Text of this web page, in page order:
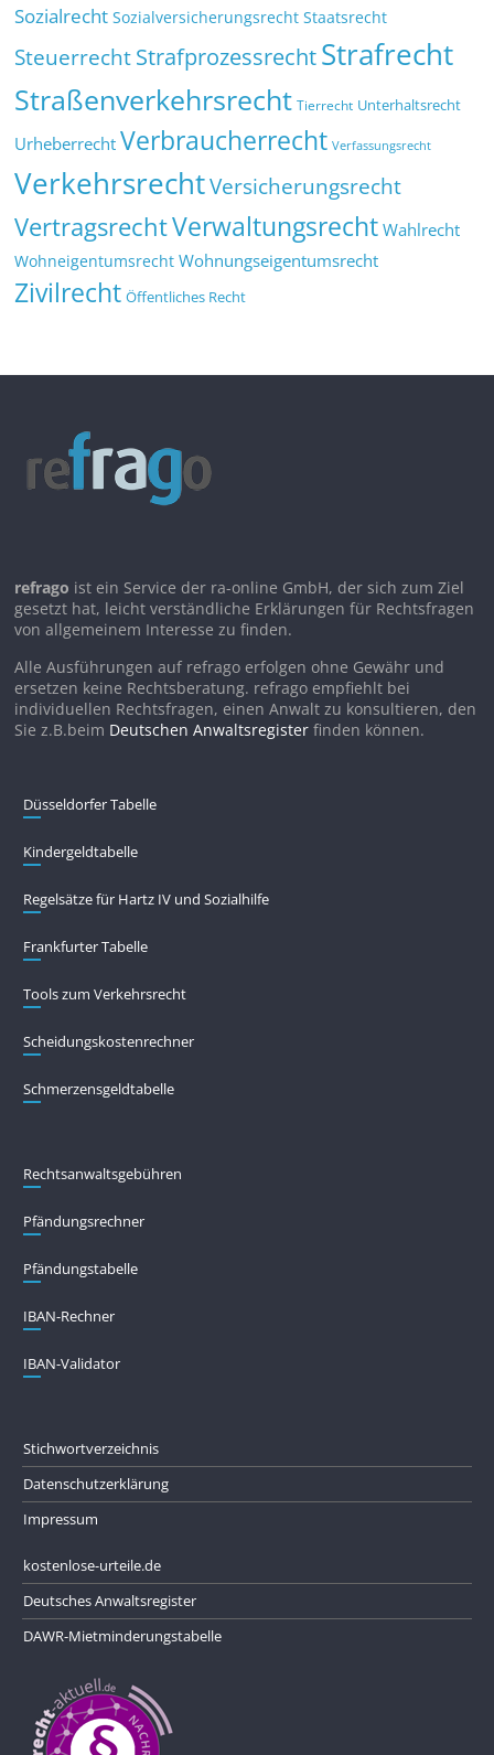
Sozialrecht Sozialversicherungsrecht Staatsrecht
SteuerrechtStrafprozessrechtStrafrecht
Straßenverkehrsrecht Tierrecht Unterhaltsrecht
Urheberrecht Verbraucherrecht Verfassungsrecht
VerkehrsrechtVersicherungsrecht
VertragsrechtVerwaltungsrecht Wahlrecht
Wohneigentumsrecht Wohnungseigentumsrecht
Zivilrecht Öffentliches Recht
refrago ist ein Service der ra-online GmbH, der sich zum Ziel
gesetzt hat, leicht verständliche Erklärungen für Rechtsfragen
von allgemeinem Interesse zu finden.
Alle Ausführungen auf refrago erfolgen ohne Gewähr und
ersetzen keine Rechtsberatung. refrago empfiehlt bei
individuellen Rechtsfragen, einen Anwalt zu konsultieren, den
Sie z.B.beim Deutschen Anwaltsregister finden können.
Düsseldorfer Tabelle
Kindergeldtabelle
Regelsätze für Hartz IV und Sozialhilfe
Frankfurter Tabelle
Tools zum Verkehrsrecht
Scheidungskostenrechner
Schmerzensgeldtabelle
Rechtsanwaltsgebühren
Pfändungs­rechner
Pfändungs­tabelle
IBAN-Rechner
IBAN-Validator
Stichwortverzeichnis
Datenschutzerklärung
Impressum
kostenlose-urteile.de
Deutsches Anwaltsregister
DAWR-Mietminderungstabelle